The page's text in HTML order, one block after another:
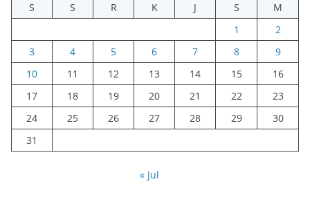
S
S R K J S
M
1
2
3
4 5 6 7 8
9
10
11 12 13 14 15
16
17
18 19 20 21 22
23
24
25 26 27 28 29
30
31
« Jul